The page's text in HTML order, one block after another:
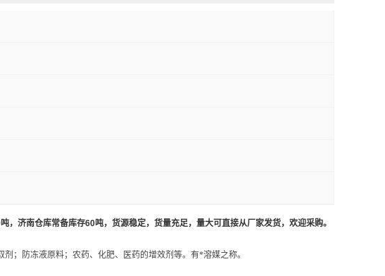
，济南仓库常备库存60吨，货源稳定，货量充足，量大可直接从厂家发货，欢迎采购。
；防冻液原料；农药、化肥、医药的增效剂等。有*溶媒之称。